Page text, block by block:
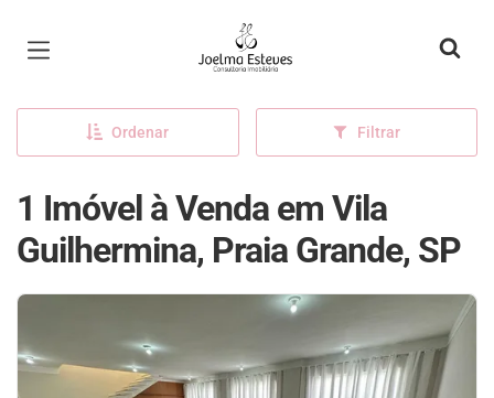
Página inicial
Ordenar Filtrar
1 Imóvel à Venda em Vila
Guilhermina, Praia Grande, SP